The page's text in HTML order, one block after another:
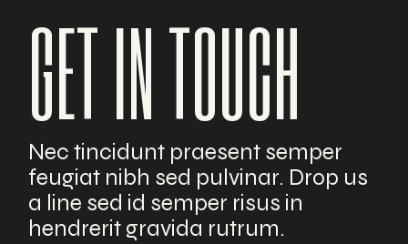
GET IN TOUCH
Nec tincidunt praesent semper
feugiat nibh sed pulvinar. Drop us
a line sed id semper risus in
hendrerit gravida rutrum.